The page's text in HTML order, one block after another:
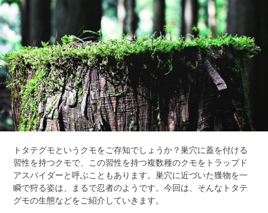
トタテグモというクモをご存知でしょうか？巣穴に蓋を付ける
習性を持つクモで、この習性を持つ複数種のクモをトラップド
アスパイダーと呼ぶこともあります。巣穴に近づいた獲物を一
瞬で狩る姿は、まるで忍者のようです。今回は、そんなトタテ
グモの生態などをご紹介していきます。